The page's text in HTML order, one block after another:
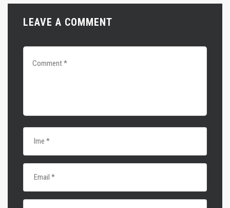
LEAVE A COMMENT